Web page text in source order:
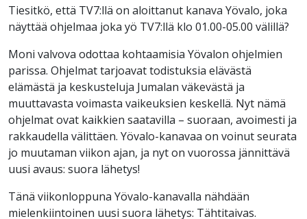
Tiesitkö, että TV7:llä on aloittanut kanava Yövalo, joka
näyttää ohjelmaa joka yö TV7:llä klo 01.00-05.00 välillä?
Moni valvova odottaa kohtaamisia Yövalon ohjelmien
parissa. Ohjelmat tarjoavat todistuksia elävästä
elämästä ja keskusteluja Jumalan väkevästä ja
muuttavasta voimasta vaikeuksien keskellä. Nyt nämä
ohjelmat ovat kaikkien saatavilla – suoraan, avoimesti ja
rakkaudella välittäen. Yövalo-kanavaa on voinut seurata
jo muutaman viikon ajan, ja nyt on vuorossa jännittävä
uusi avaus: suora lähetys!
Tänä viikonloppuna Yövalo-kanavalla nähdään
mielenkiintoinen uusi suora lähetys: Tähtitaivas.